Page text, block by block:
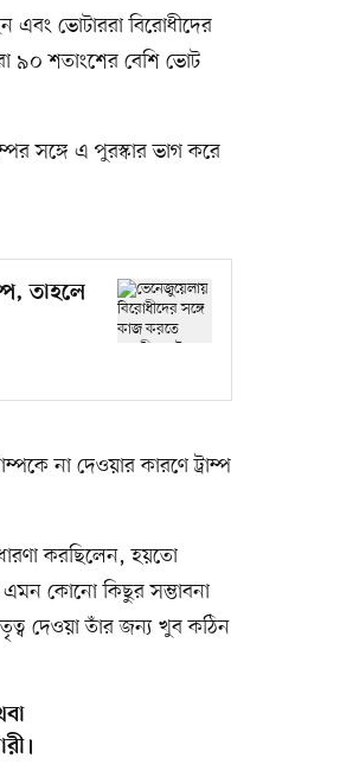
এবং ভোটাররা বিরোধীদের
৯০ শতাংশের বেশি ভোট
সঙ্গে এ পুরস্কার ভাগ করে
তাহলে
না দেওয়ার কারণে ট্রাম্প
করছিলেন, হয়তো
এমন কোনো কিছুর সম্ভাবনা
দেওয়া তাঁর জন্য খুব কঠিন